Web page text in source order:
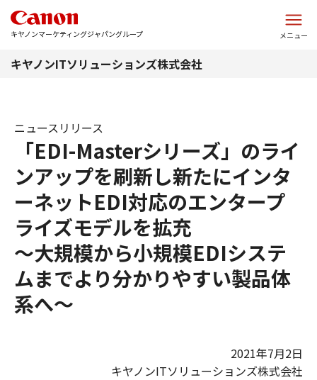
キヤノンマーケティングジャパングループ メニュー
キヤノンITソリューションズ株式会社
「EDI-Masterシリーズ」のライ
ンアップを刷新し新たにインタ
ーネットEDI対応のエンタープ
ライズモデルを拡充
～大規模から小規模EDIシステ
ムまでより分かりやすい製品体
系へ～
ニュースリリース
2021年7月2日
キヤノンITソリューションズ株式会社